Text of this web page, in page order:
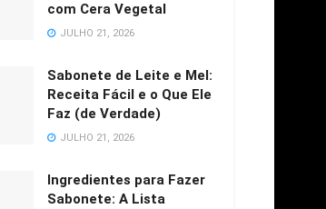
com Cera Vegetal
JULHO 21, 2026
Sabonete de Leite e Mel:
Receita Fácil e o Que Ele
Faz (de Verdade)
JULHO 21, 2026
Ingredientes para Fazer
Sabonete: A Lista